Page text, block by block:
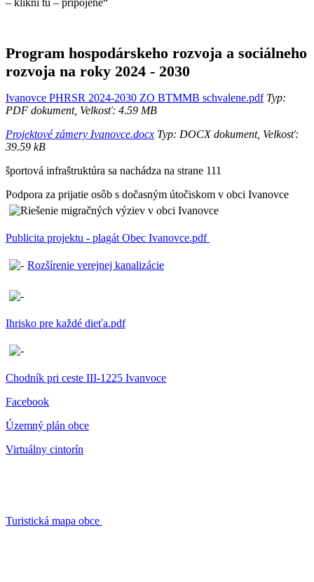
– klikni tu – pripojené“
Program hospodárskeho rozvoja a sociálneho
rozvoja na roky 2024 - 2030
Ivanovce PHRSR 2024-2030 ZO BTMMB schvalene.pdfTyp:
PDF dokument, Velkosť: 4.59 MB
Projektové zámery Ivanovce.docx Typ: DOCX dokument, Velkosť:
39.59 kB
športová infraštruktúra sa nachádza na strane 111
Podpora za prijatie osôb s dočasným útočiskom v obci Ivanovce
Publicita projektu - plagát Obec Ivanovce.pdf
Rozšírenie verejnej kanalizácie
Ihrisko pre každé dieťa.pdf
Chodník pri ceste III-1225 Ivanvoce
Facebook
Územný plán obce
Virtuálny cintorín
Turistická mapa obce